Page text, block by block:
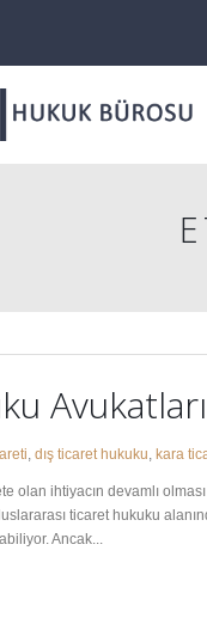
Avukatları
dış ticaret hukuku kara
olan ihtiyacın devamlı
ticaret hukuku
Ancak...